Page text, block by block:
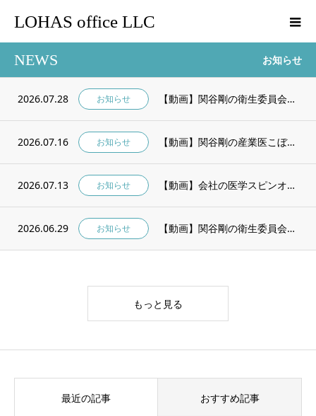
LOHAS office LLC
NEWS お知らせ
2026.07.28 お知らせ 【動画】関谷剛の衛生委員会で使える！2026年8月 産業医講話「健診結果放置は危険」
2026.07.16 お知らせ 【動画】関谷剛の産業医こぼれ話 会社の医学 vol.28「健診結果放置は危険！」 Yo...
2026.07.13 お知らせ 【動画】会社の医学スピンオフ！ 令和8年4月から”努力義務” 高年齢労働者安全衛生対策...
2026.06.29 お知らせ 【動画】関谷剛の衛生委員会で使える！2026年7月 産業医講話「夏のメンタル不調」
もっと見る
最近の記事 おすすめ記事